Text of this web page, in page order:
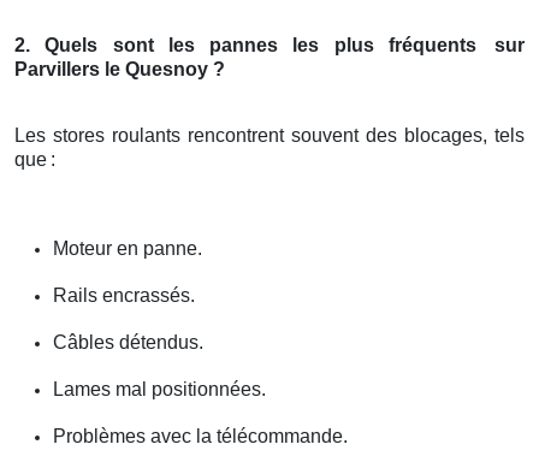
2. Quels sont les pannes les plus fréquents
sur
Parvillers le Quesnoy ?
Les stores roulants rencontrent souvent des blocages, tels
que :
Moteur en panne.
Rails encrassés.
Câbles détendus.
Lames mal positionnées.
Problèmes avec la télécommande.